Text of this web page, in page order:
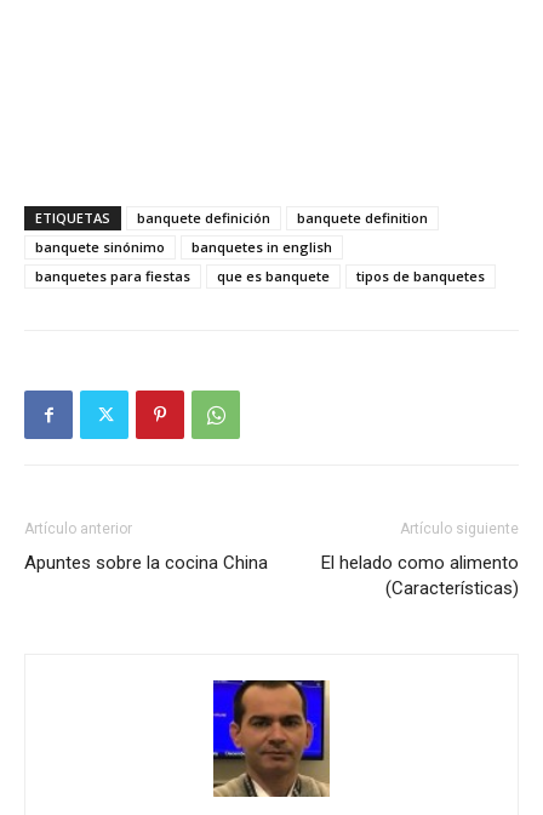
ETIQUETAS banquete definición
banquete definition
banquete sinónimo
banquetes in english
banquetes para fiestas
que es banquete tipos de banquetes
Artículo anterior
Apuntes sobre la cocina China
Artículo siguiente
El helado como alimento
(Características)